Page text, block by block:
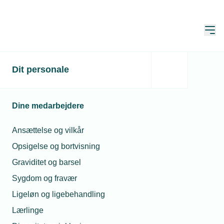
Dit personale
Dine medarbejdere
Ansættelse og vilkår
Opsigelse og bortvisning
Graviditet og barsel
Sygdom og fravær
Ligeløn og ligebehandling
Lærlinge
Energinet sætter
projekter på pause i
årevis
Publiceret: 27. maj 2026